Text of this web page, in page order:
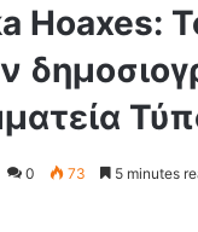
Hoaxes:
0 73 5 minutes